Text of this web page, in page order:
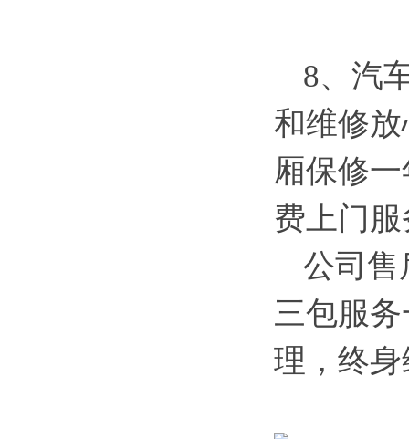
8、汽
和维修
厢保修
费上门
公司售
三包服
理，终